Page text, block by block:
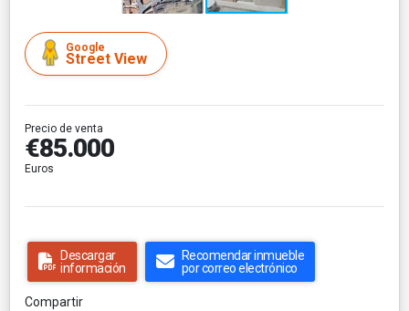
Google
Street View
Precio de venta
€85.000
Euros
Descargar
información
Recomendar inmueble
por correo electrónico
Compartir